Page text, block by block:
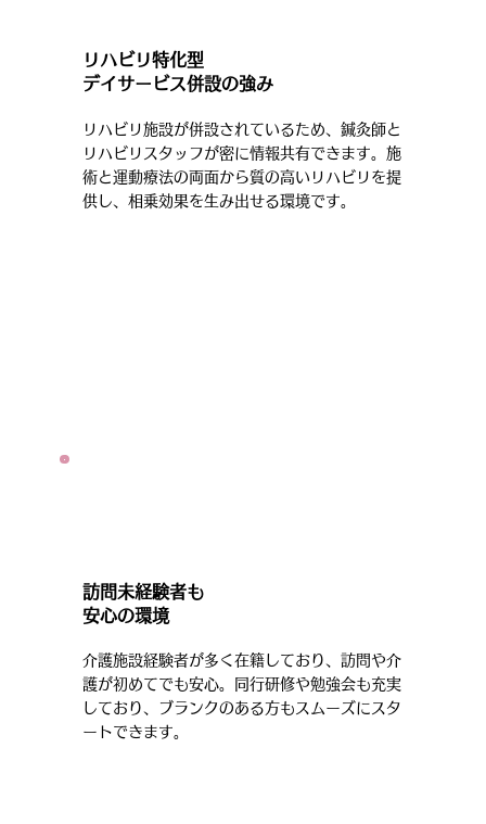
リハビリ特化型
デイサービス併設の強み
リハビリ施設が併設されているため、鍼灸師と
リハビリスタッフが密に情報共有できます。施
術と運動療法の両面から質の高いリハビリを提
供し、相乗効果を生み出せる環境です。
訪問未経験者も
安心の環境
介護施設経験者が多く在籍しており、訪問や介
護が初めてでも安心。同行研修や勉強会も充実
しており、ブランクのある方もスムーズにスタ
ートできます。